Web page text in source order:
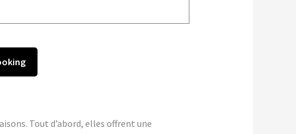
Tout d’abord, elles offrent une